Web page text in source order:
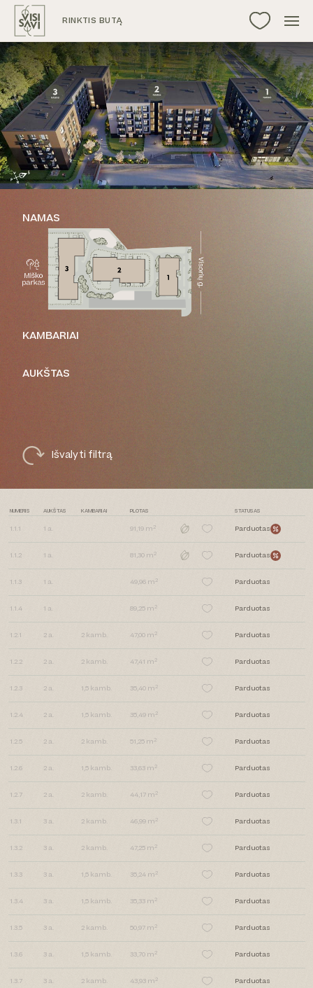
RINKTIS BUTĄ
NAMAS
KAMBARIAI
AUKŠTAS
Išvalyti filtrą
NUMERIS AUKŠTAS KAMBARIAI PLOTAS STATUSAS
1.1.1 1 a. 91,19 m 2 Parduotas
1.1.2 1 a. 81,30 m 2 Parduotas
1.1.3 1 a. 49,96 m 2 Parduotas
1.1.4 1 a. 89,25 m2 Parduotas
1.2.1 2 a. 2 kamb. 47,00 m 2 Parduotas
1.2.2 2 a. 2 kamb. 47,41 m2 Parduotas
1.2.3 2 a. 1,5 kamb. 35,40 m 2 Parduotas
1.2.4 2 a. 1,5 kamb. 35,49 m2 Parduotas
1.2.5 2 a. 2 kamb. 51,25 m2 Parduotas
1.2.6 2 a. 1,5 kamb. 33,63 m 2 Parduotas
1.2.7 2 a. 2 kamb. 44,17 m 2 Parduotas
1.3.1 3 a. 2 kamb. 46,99 m 2 Parduotas
1.3.2 3 a. 2 kamb. 47,25 m 2 Parduotas
1.3.3 3 a. 1,5 kamb. 35,24 m 2 Parduotas
1.3.4 3 a. 1,5 kamb. 35,33 m 2 Parduotas
1.3.5 3 a. 2 kamb. 50,97 m 2 Parduotas
1.3.6 3 a. 1,5 kamb. 33,70 m 2 Parduotas
1.3.7 3 a. 2 kamb. 43,93 m 2 Parduotas